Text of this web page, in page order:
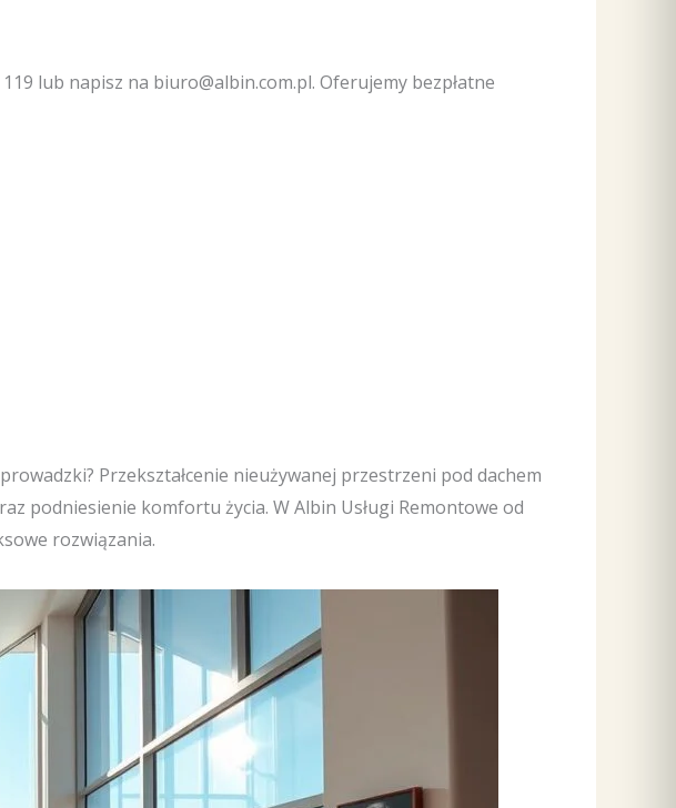
lub napisz na biuro@albin.com.pl. Oferujemy bezpłatne
Przekształcenie nieużywanej przestrzeni pod dachem
podniesienie komfortu życia. W Albin Usługi Remontowe od
rozwiązania.